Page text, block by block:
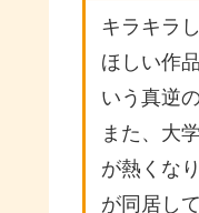
キラキラ
ほしい作
いう真逆
また、大
が熱くな
が同居し